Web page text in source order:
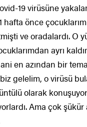
19 virüsüne
hafta önce çocuklarım
ve oradalardı. O
ayrı
en azından bir
gelelim, o virüsü
olarak
Ama çok şükür